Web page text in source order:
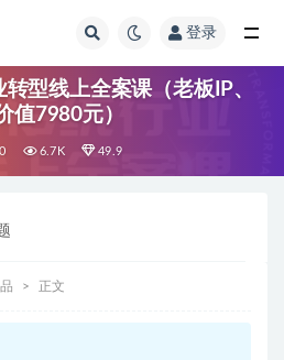
登录
型线上全案课（老板IP、
值7980元）
0 6.7K 49.9
正文